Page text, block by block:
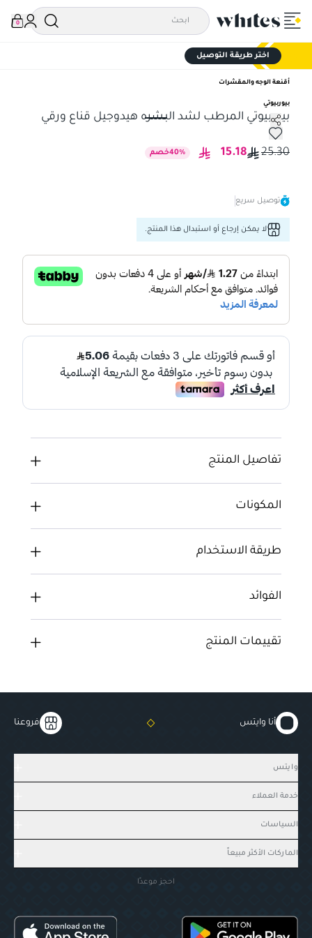
0
اختر طريقة التوصيل
أقنعة الوجه والمقشرات
بيوربيوتي
بيوربيوتي المرطب لشد البشره هيدوجيل قناع ورقي
بيوربيوتي المرطب لشد البشره هيدوجيل قناع ورقي
25.30
15.18
40% خصم
توصيل سريع
لا يمكن إرجاع أو استبدال هذا المنتج.
تفاصيل المنتج
المكونات
طريقة الاستخدام
الفوائد
تقييمات المنتج
أنا وايتس فروعنا
وايتس
خدمة العملاء
السياسات
الماركات الأكثر مبيعاً
احجز موعدًا